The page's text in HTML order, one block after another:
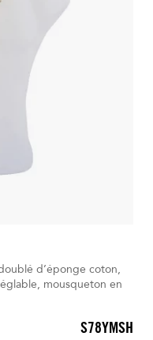
d’éponge coton,
mousqueton en
S78YMSH